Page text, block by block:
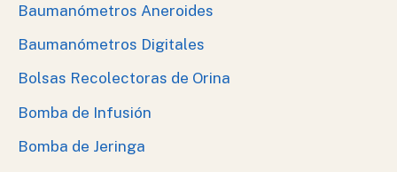
Baumanómetros Aneroides
Baumanómetros Digitales
Bolsas Recolectoras de Orina
Bomba de Infusión
Bomba de Jeringa